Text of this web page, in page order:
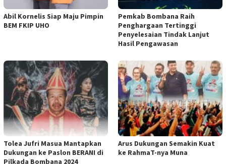
Abil Kornelis Siap Maju Pimpin
BEM FKIP UHO
Pemkab Bombana Raih
Penghargaan Tertinggi
Penyelesaian Tindak Lanjut
Hasil Pengawasan
Tolea Jufri Masua Mantapkan
Dukungan ke Paslon BERANI di
Pilkada Bombana 2024
Arus Dukungan Semakin Kuat
ke RahmaT-nya Muna